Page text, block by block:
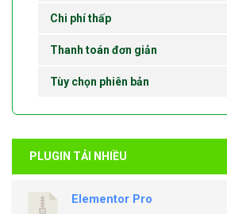
Chi phí thấp
Thanh toán đơn giản
Tùy chọn phiên bản
PLUGIN TẢI NHIỀU
Elementor Pro